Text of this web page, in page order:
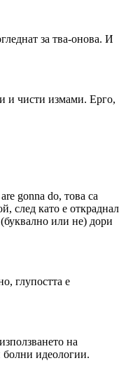
за тва-онова. И
и чисти измами. Ерго,
gonna do, това са
след като е откраднал
или не) дори
глупостта е
на
болни идеологии.